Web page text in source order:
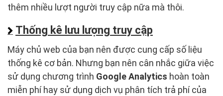
thêm nhiều lượt người truy cập nữa mà thôi.
Thống kê lưu lượng truy cập
Máy chủ web của bạn nên được cung cấp số liệu
thống kê cơ bản. Nhưng bạn nên cân nhắc giữa việc
sử dụng chương trình Google Analytics hoàn toàn
miễn phí hay sử dụng dịch vụ phân tích trả phí của